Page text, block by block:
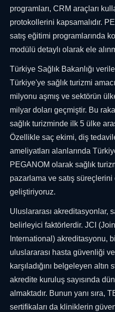
programları, CRM araçları
protokollerini kapsamalıdır.
satış eğitimi programlarında
modülü detaylı olarak ele
Türkiye Sağlık Bakanlığı
Türkiye'ye sağlık turizmi
milyonu aşmış ve sektörün
milyar doları geçmiştir. Bu
sağlık turizminde ilk 5 ülke
Özellikle saç ekimi, diş
ameliyatları alanlarında
PEGANOM olarak sağlık
pazarlama ve satış
geliştiriyoruz.
Uluslararası akreditasyonlar,
belirleyici faktörlerdir. JCI
International) akreditasyonu,
uluslararası hasta güvenliği
karşıladığını belgeleyen altın
akredite kuruluş sayısında
almaktadır. Bunun yanı sıra,
sertifikaları da kliniklerin